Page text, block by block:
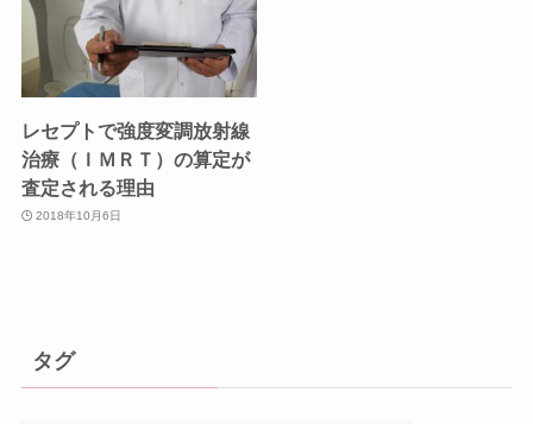
レセプトで強度変調放射線
治療（ＩＭＲＴ）の算定が
査定される理由
2018年10月6日
タグ